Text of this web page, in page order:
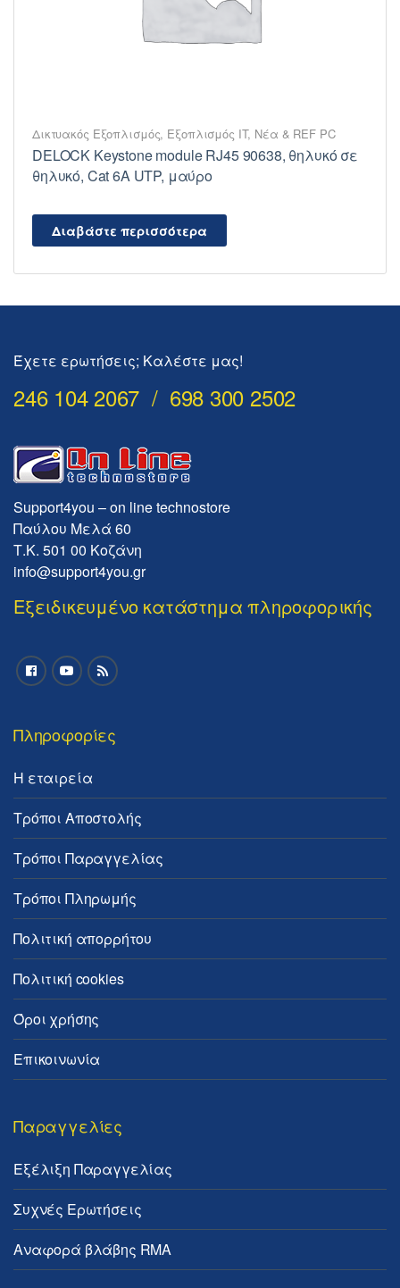
Δικτυακός Εξοπλισμός, Εξοπλισμός IT, Νέα & REF PC
DELOCK Keystone module RJ45 90638, θηλυκό σε
θηλυκό, Cat 6A UTP, μαύρο
Διαβάστε περισσότερα
Έχετε ερωτήσεις; Καλέστε μας!
246 104 2067 / 698 300 2502
Support4you – on line technostore
Παύλου Μελά 60
Τ.Κ. 501 00 Κοζάνη
info@support4you.gr
Εξειδικευμένο κατάστημα πληροφορικής
Πληροφορίες
Η εταιρεία
Τρόποι Αποστολής
Τρόποι Παραγγελίας
Τρόποι Πληρωμής
Πολιτική απορρήτου
Πολιτική cookies
Όροι χρήσης
Επικοινωνία
Παραγγελίες
Εξέλιξη Παραγγελίας
Συχνές Ερωτήσεις
Αναφορά βλάβης RMA